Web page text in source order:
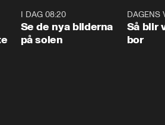
I DAG 08:20
Se de nya bilderna
på solen
DAGENS
Så blir
bor